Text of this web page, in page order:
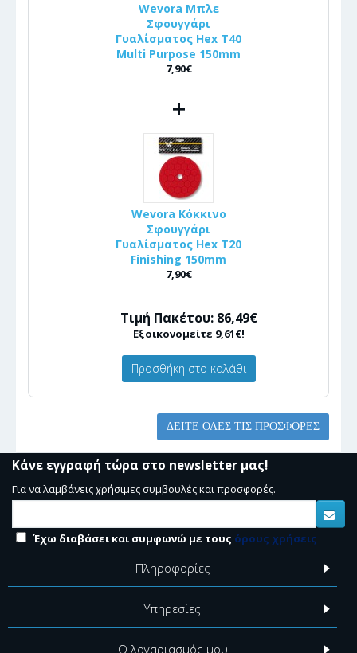
Wevora Μπλε
Σφουγγάρι
Γυαλίσματος Hex T40
Multi Purpose 150mm
7,90€
+
Wevora Κόκκινο
Σφουγγάρι
Γυαλίσματος Hex T20
Finishing 150mm
7,90€
Τιμή Πακέτου: 86,49€
Εξοικονομείτε 9,61€!
Προσθήκη στο καλάθι
ΔΕΊΤΕ ΌΛΕΣ ΤΙΣ ΠΡΟΣΦΟΡΈΣ
Κάνε εγγραφή τώρα στο newsletter μας!
Για να λαμβάνεις χρήσιμες συμβουλές και προσφορές.
Έχω διαβάσει και συμφωνώ με τους όρους χρήσεις
Πληροφορίες
Υπηρεσίες
Ο λογαριασμός μου